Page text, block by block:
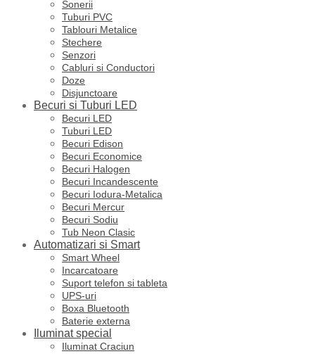
Sonerii
Tuburi PVC
Tablouri Metalice
Stechere
Senzori
Cabluri si Conductori
Doze
Disjunctoare
Becuri si Tuburi LED
Becuri LED
Tuburi LED
Becuri Edison
Becuri Economice
Becuri Halogen
Becuri Incandescente
Becuri Iodura-Metalica
Becuri Mercur
Becuri Sodiu
Tub Neon Clasic
Automatizari si Smart
Smart Wheel
Incarcatoare
Suport telefon si tableta
UPS-uri
Boxa Bluetooth
Baterie externa
Iluminat special
Iluminat Craciun